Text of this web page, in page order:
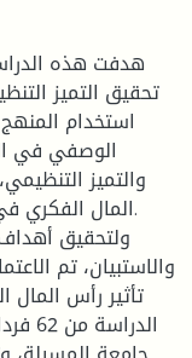
هدفت هذه
تحقيق التميز
استخدام
الوصفي في
والتميز
المال الفكري
ولتحقيق أهداف
والاستبيان، تم
تأثير رأس المال